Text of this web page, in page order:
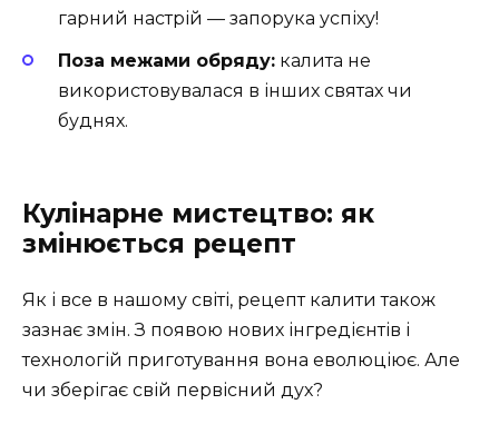
гарний настрій — запорука успіху!
Поза межами обряду: калита не
використовувалася в інших святах чи
буднях.
Кулінарне мистецтво: як
змінюється рецепт
Як і все в нашому світі, рецепт калити також
зазнає змін. З появою нових інгредієнтів і
технологій приготування вона еволюціює. Але
чи зберігає свій первісний дух?